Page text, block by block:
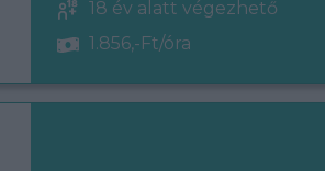
18 év alatt végezhető
1.856,-Ft/óra